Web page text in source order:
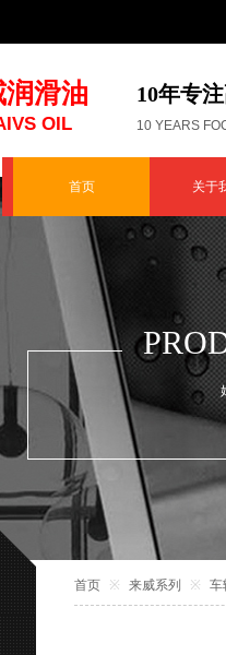
润滑油 10年专
OIL 10 YEARS
首页 关于
首页 ※ 来威系列 ※ 车